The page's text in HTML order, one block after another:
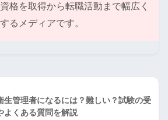
格を取得から転職活動まで幅広く
るメディアです。
生管理者になるには？難しい？試験の受
よくある質問を解説